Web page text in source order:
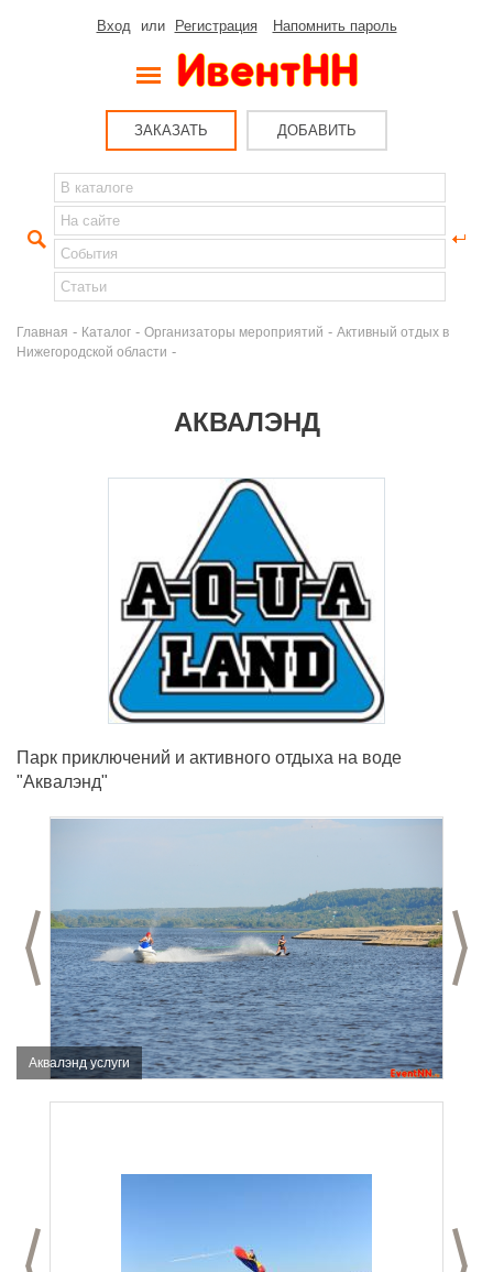
Вход или Регистрация Напомнить пароль
ЗАКАЗАТЬ ДОБАВИТЬ
Главная - Каталог - Организаторы мероприятий - Активный отдых в
Нижегородской области -
АКВАЛЭНД
Парк приключений и активного отдыха на воде
"Аквалэнд"
Предыдущий слайд
Аквалэнд услуги
Предыдущий слайд